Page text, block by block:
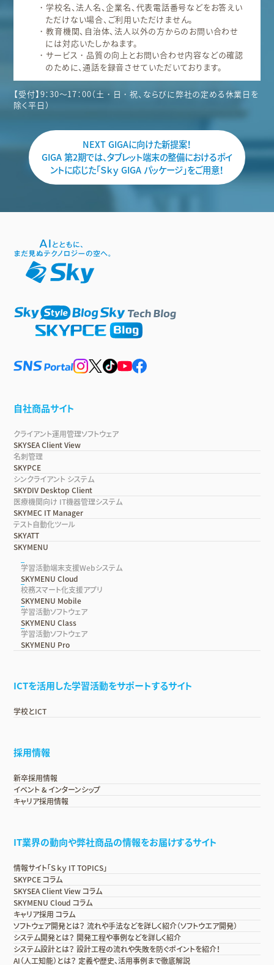
学校名、法人名、企業名、代表電話番号などをお答えい
ただけない場合、ご利用いただけません。
教育機関、自治体、法人以外の方からのお問い合わせ
には対応いたしかねます。
サービス・品質の向上とお問い合わせ内容などの確認
のために、通話を録音させていただいております。
【受付】9：30～17：00（土・日・祝、ならびに弊社の定める休業日を
除く平日）
NEXT GIGAに向けた新提案！
GIGA 第2期では、タブレット端末の整備におけるポイ
ントに応じた「Ｓｋｙ GIGA パッケージ」をご用意！
自社商品サイト
クライアント運用管理ソフトウェア
SKYSEA Client View
名刺管理
SKYPCE
シンクライアント システム
SKYDIV Desktop Client
医療機関向け IT機器管理システム
SKYMEC IT Manager
テスト自動化ツール
SKYATT
SKYMENU
学習活動端末支援Webシステム
SKYMENU Cloud
校務スマート化支援アプリ
SKYMENU Mobile
学習活動ソフトウェア
SKYMENU Class
学習活動ソフトウェア
SKYMENU Pro
ICTを活用した学習活動をサポートするサイト
学校とICT
採用情報
新卒採用情報
イベント & インターンシップ
キャリア採用情報
IT業界の動向や弊社商品の情報をお届けするサイト
情報サイト「Ｓｋｙ IT TOPICS」
SKYPCE コラム
SKYSEA Client View コラム
SKYMENU Cloud コラム
キャリア採用 コラム
ソフトウェア開発とは？ 流れや手法などを詳しく紹介（ソフトウエア開発）
システム開発とは？ 開発工程や事例などを詳しく紹介
システム設計とは？ 設計工程の流れや失敗を防ぐポイントを紹介！
AI（人工知能）とは？ 定義や歴史、活用事例まで徹底解説